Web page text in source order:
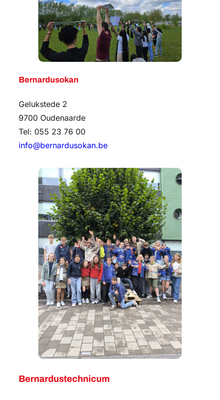
Bernardusokan
Gelukstede 2
9700 Oudenaarde
Tel: 055 23 76 00
info@bernardusokan.be
Bernardustechnicum